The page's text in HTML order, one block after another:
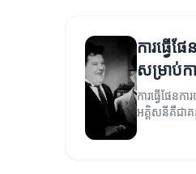
ការធ្វើផ
សម្រាប់ក
ការធ្វើផែនក
អគ្គិសនីគឺជា
កម្ម។